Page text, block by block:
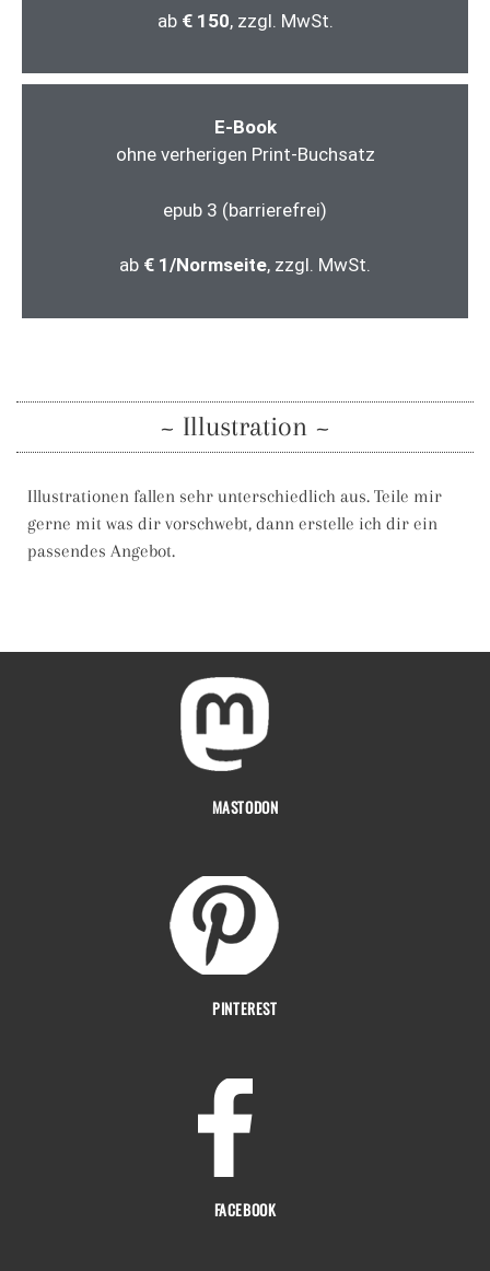
ab€ 150, zzgl. MwSt.
E-Book
ohne verherigen Print-Buchsatz
epub 3 (barrierefrei)
ab € 1/Normseite, zzgl. MwSt.
~ Illustration ~
Illustrationen fallen sehr unterschiedlich aus. Teile mir
gerne mit was dir vorschwebt, dann erstelle ich dir ein
passendes Angebot.
MASTODON
PINTEREST
FACEBOOK